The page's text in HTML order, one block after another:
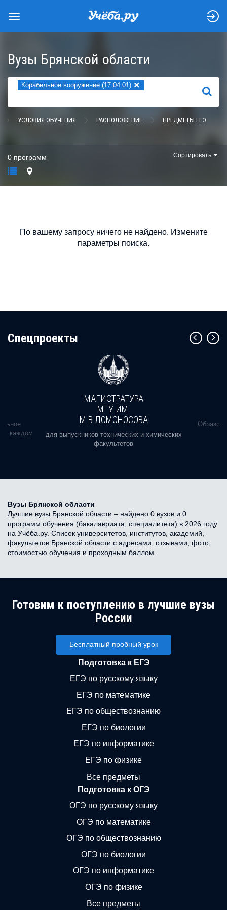
Вузы Брянской области
Корабельное вооружение (17.04.01) ×
НАЙТИ
УСЛОВИЯ ОБУЧЕНИЯ РАСПОЛОЖЕНИЕ ПРЕДМЕТЫ ЕГЭ
0 программ Сортировать
По вашему запросу ничего не найдено. Измените
параметры поиска.
Cпецпроекты
в каждом
МАГИСТРАТУРА
МГУ ИМ.
М.В.ЛОМОНОСОВА
для выпускников технических и химических
факультетов
Вузы Брянской области
Лучшие вузы Брянской области – найдено 0 вузов и 0
программ обучения (бакалавриата, специалитета) в 2026 году
на Учёба.ру. Список университетов, институтов, академий,
факультетов Брянской области с адресами, отзывами, фото,
стоимостью обучения и проходным баллом.
Готовим к поступлению в лучшие вузы
России
Бесплатный пробный урок
Подготовка к ЕГЭ
ЕГЭ по русскому языку
ЕГЭ по математике
ЕГЭ по обществознанию
ЕГЭ по биологии
ЕГЭ по информатике
ЕГЭ по физике
Все предметы
Подготовка к ОГЭ
ОГЭ по русскому языку
ОГЭ по математике
ОГЭ по обществознанию
ОГЭ по биологии
ОГЭ по информатике
ОГЭ по физике
Все предметы